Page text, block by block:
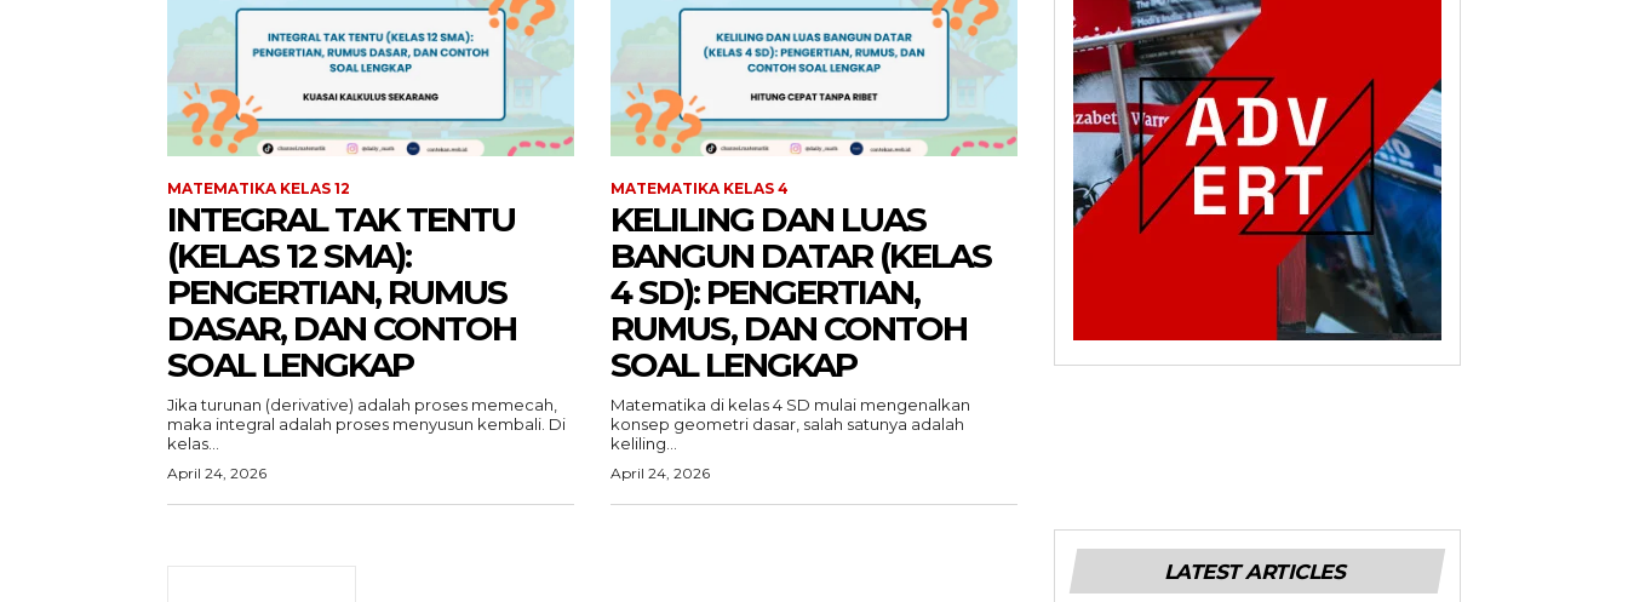
MATEMATIKA KELAS 12
INTEGRAL TAK TENTU
(KELAS 12 SMA):
PENGERTIAN, RUMUS
DASAR, DAN CONTOH
SOAL LENGKAP
Jika turunan (derivative) adalah proses memecah,
maka integral adalah proses menyusun kembali. Di
kelas...
April 24, 2026
MATEMATIKA KELAS 4
KELILING DAN LUAS
BANGUN DATAR (KELAS
4 SD): PENGERTIAN,
RUMUS, DAN CONTOH
SOAL LENGKAP
Matematika di kelas 4 SD mulai mengenalkan
konsep geometri dasar, salah satunya adalah
keliling...
April 24, 2026
LATEST ARTICLES